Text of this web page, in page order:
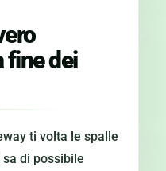
fine dei
ti volta le spalle
di possibile